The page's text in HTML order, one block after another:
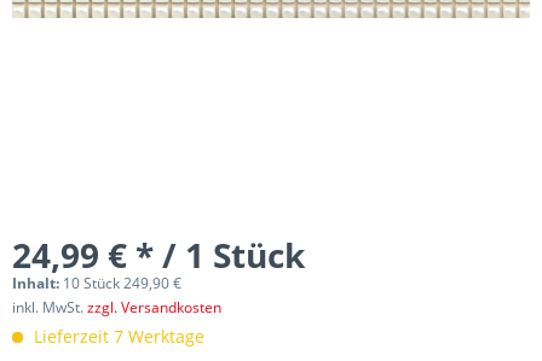
24,99 € * / 1 Stück
Inhalt: 10 Stück 249,90 €
inkl. MwSt.zzgl. Versandkosten
Lieferzeit 7 Werktage